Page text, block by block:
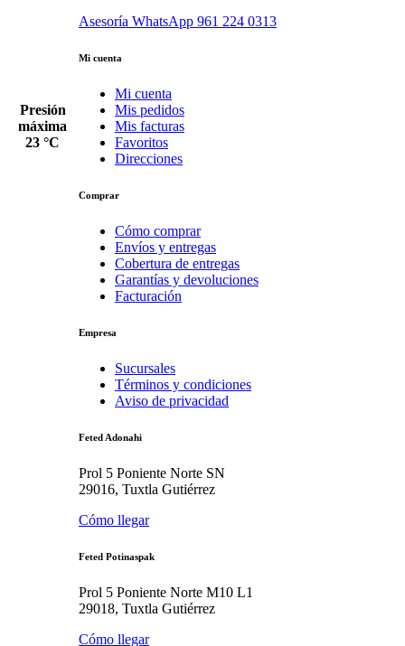
Presión
máxima
23 °C
Asesoría WhatsApp 961 224 0313
Mi cuenta
Mi cuenta
Mis pedidos
Mis facturas
Favoritos
Direcciones
Comprar
Cómo comprar
Envíos y entregas
Cobertura de entregas
Garantías y devoluciones
Facturación
Empresa
Sucursales
Términos y condiciones
Aviso de privacidad
Feted Adonahi
Prol 5 Poniente Norte SN
29016, Tuxtla Gutiérrez
Cómo llegar
Feted Potinaspak
Prol 5 Poniente Norte M10 L1
29018, Tuxtla Gutiérrez
Cómo llegar